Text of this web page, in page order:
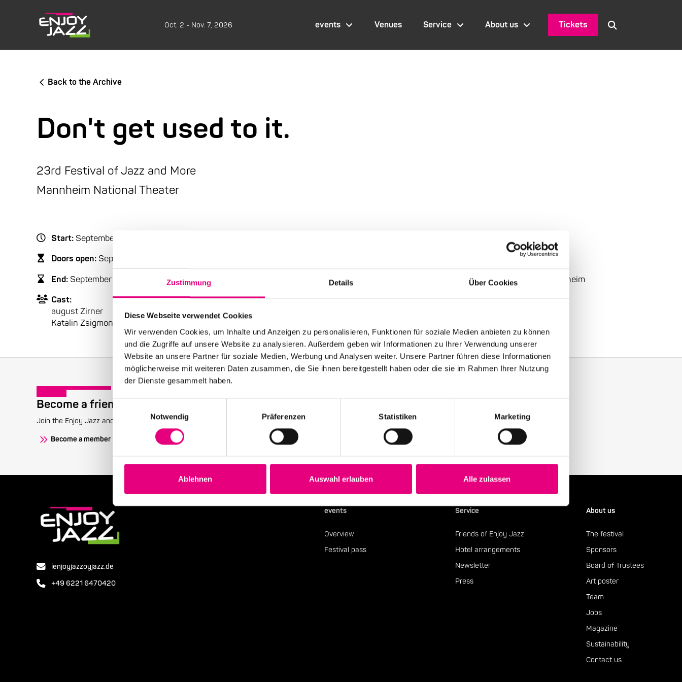
Zustimmung Details Über Cookies
Diese Webseite verwendet Cookies
Wir verwenden Cookies, um Inhalte und Anzeigen zu personalisieren, Funktionen für soziale Medien anbieten zu können
und die Zugriffe auf unsere Website zu analysieren. Außerdem geben wir Informationen zu Ihrer Verwendung unserer
Website an unsere Partner für soziale Medien, Werbung und Analysen weiter. Unsere Partner führen diese Informationen
möglicherweise mit weiteren Daten zusammen, die Sie ihnen bereitgestellt haben oder die sie im Rahmen Ihrer Nutzung
der Dienste gesammelt haben.
Einwilligungsauswahl
Notwendig
Präferenzen Statistiken Marketing
Ablehnen Auswahl erlauben Alle zulassen
Oct. 2 - Nov. 7, 2026 events Venues Service About us Tickets
Back to the Archive
Don't get used to it.
23rd Festival of Jazz and More
Mannheim National Theater
Start: September
Doors open: September
End: September
, 2021 – 9:30 p.m.
Cast:
august Zirner
Katalin Zsigmondy
Mannheim National Theater: Mozartstraße
2, Mannheim
Event Series: JewishLife
Become a friend!
Join the Enjoy Jazz and receive exclusive information about the festival.
Become a member
Receive the latest news regularly with our Enjoy Jazz.
Subscribe to our newsletter
ienjoyjazzoyjazz.de
+49 6221 6470420
events
Overview
Festival pass
Service
Friends of Enjoy Jazz
Hotel arrangements
Newsletter
Press
About us
The festival
Sponsors
Board of Trustees
Art poster
Team
Jobs
Magazine
Sustainability
Contact us